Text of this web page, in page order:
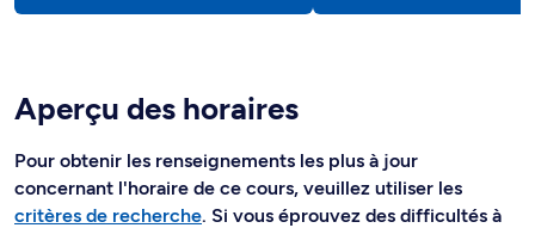
Aperçu des horaires
Pour obtenir les renseignements les plus à jour
concernant l'horaire de ce cours, veuillez utiliser les
critères de recherche. Si vous éprouvez des difficultés à